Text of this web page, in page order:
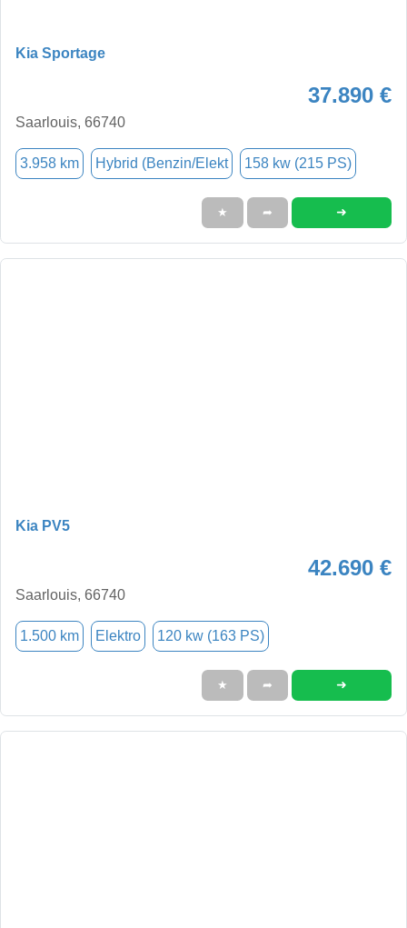
Kia Sportage
37.890 €
Saarlouis, 66740
3.958 km Hybrid (Benzin/Elekt 158 kw (215 PS)
★ ➦ ➜
Kia PV5
42.690 €
Saarlouis, 66740
1.500 km Elektro 120 kw (163 PS)
★ ➦ ➜